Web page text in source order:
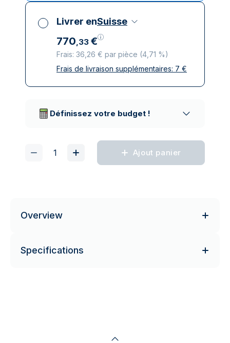
Livrer enSuisse
770,33 €
Frais: 36,26 € par pièce (4,71 %)
Toutes taxes comprises
Frais de livraison supplémentaires: 7 €
Définissez votre budget !
Ajout panier
Overview
Specifications